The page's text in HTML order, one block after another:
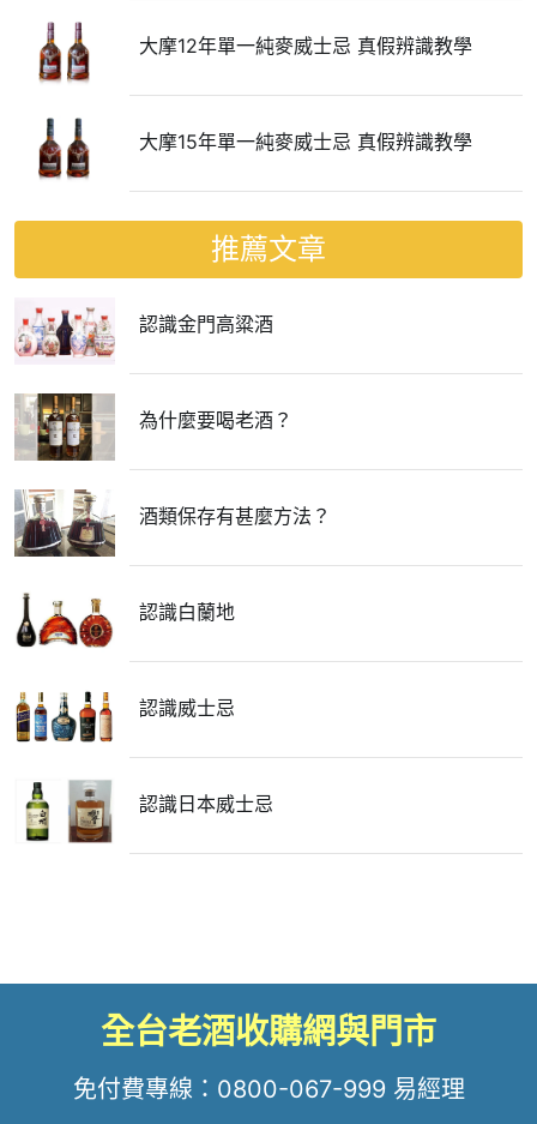
大摩12年單一純麥威士忌 真假辨識教學
大摩15年單一純麥威士忌 真假辨識教學
推薦文章
認識金門高粱酒
為什麼要喝老酒？
酒類保存有甚麼方法？
認識白蘭地
認識威士忌
認識日本威士忌
全台老酒收購網與門市
免付費專線： 0800-067-999易經理